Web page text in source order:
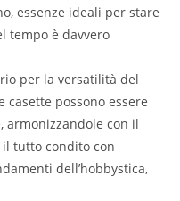
essenze ideali per stare
tempo è davvero
per la versatilità del
casette possono essere
armonizzandole con il
tutto condito con
dell’hobbystica,